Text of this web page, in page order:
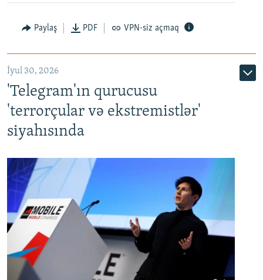
Paylaş PDF VPN-siz açmaq
İyul 30, 2026
'Telegram'ın qurucusu
'terrorçular və ekstremistlər'
siyahısında